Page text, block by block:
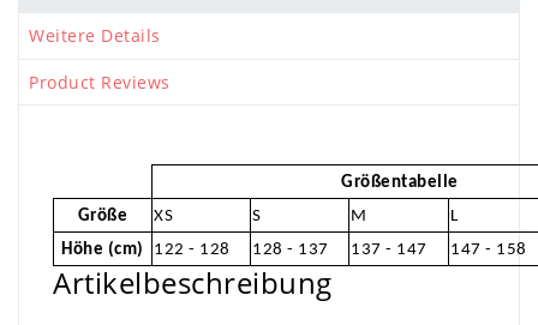
Weitere Details
Product Reviews
Größentabelle
Größe
XS S M
L
Höhe (cm)
122 - 128 128 - 137 137 - 147 147 - 158
Artikelbeschreibung